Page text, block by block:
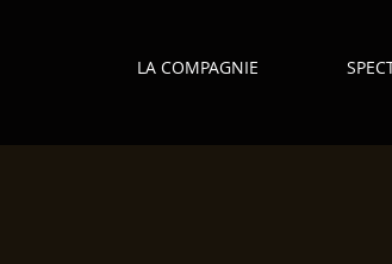
LA COMPAGNIE